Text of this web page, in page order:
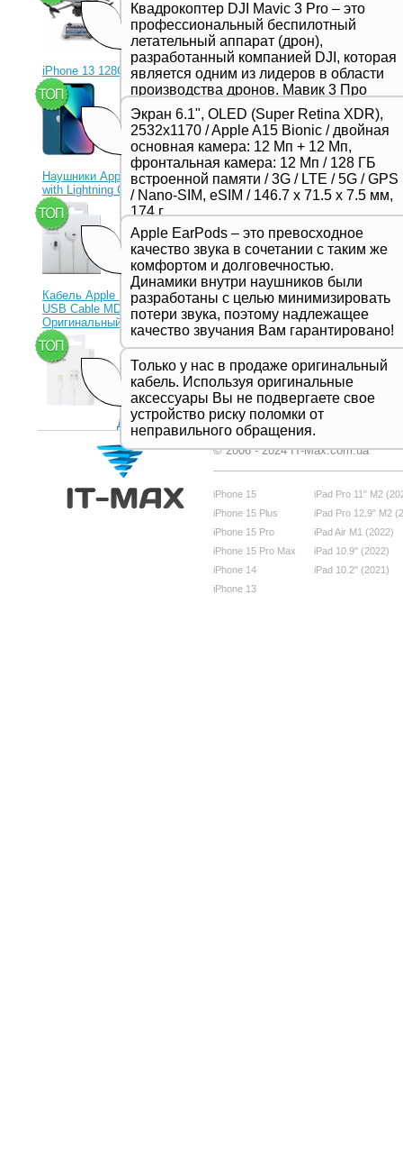
Квадрокоптер DJI Mavic 3 Pro – это
профессиональный беспилотный
летательный аппарат (дрон),
разработанный компанией DJI, которая
является одним из лидеров в области
производства дронов. Мавик 3 Про
представляет собой новейшую модель
в серии Mavic и отличается высоким
качеством съемки, продвинутыми
функциями и улучшенной
производительностью,
предназначенной для
профессиональных фотографов и
видеооператоров.
iPhone 13 128Gb Blue
Экран 6.1", OLED (Super Retina XDR),
2532x1170 / Apple A15 Bionic / двойная
основная камера: 12 Мп + 12 Мп,
фронтальная камера: 12 Мп / 128 ГБ
встроенной памяти / 3G / LTE / 5G / GPS
/ Nano-SIM, eSIM / 146.7 х 71.5 х 7.5 мм,
174 г
23 330 грн
Наушники Apple EarPods
with Lightning Connector
Apple EarPods – это превосходное
качество звука в сочетании с таким же
комфортом и долговечностью.
Динамики внутри наушников были
разработаны с целью минимизировать
потери звука, поэтому надлежащее
качество звучания Вам гарантировано!
1 350 грн
Кабель Apple Lightning to
USB Cable MD818ZM
Оригинальный!
Только у нас в продаже оригинальный
кабель. Используя оригинальные
аксессуары Вы не подвергаете свое
устройство риску поломки от
неправильного обращения.
Дивитись все
© 2006 - 2024 IT-Max.com.ua
iPhone 15
iPhone 15 Plus
iPhone 15 Pro
iPhone 15 Pro Max
iPhone 14
iPhone 13
iPad Pro 11" M2
iPad Pro 12.9" M2
iPad Air M1 (2022)
iPad 10.9" (2022)
iPad 10.2" (2021)